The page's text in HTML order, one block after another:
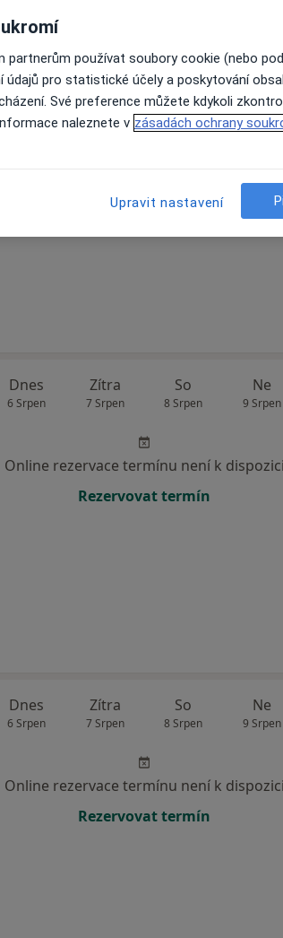
Dnes
6 Srpen
Zítra
7 Srpen
So
8 Srpen
Ne
9 Srpen
Dnes
6 Srpen
Zítra
7 Srpen
So
8 Srpen
Ne
9 Srpen
Online rezervace termínu není k dispozici
Rezervovat termín
Dnes
6 Srpen
Zítra
7 Srpen
So
8 Srpen
Ne
9 Srpen
Online rezervace termínu není k dispozici
Rezervovat termín
partnerům používat soubory cookie (nebo
pro statistické účely a poskytování
Své preference můžete kdykoli
naleznete v zásadách ochrany
Upravit nastavení